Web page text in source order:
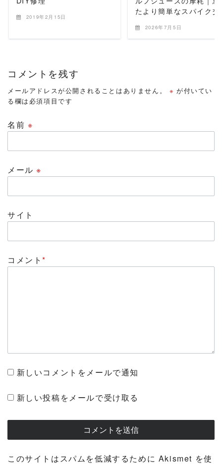
2019年2月15日
たより簡単なスパイク交
2026年7月5日
コメントを残す
メールアドレスが公開されることはありません。 ※ が付いてい
る欄は必須項目です
名前 ※
メール※
サイト
コメント*
新しいコメントをメールで通知
新しい投稿をメールで受け取る
このサイトはスパムを低減するために Akismet を使